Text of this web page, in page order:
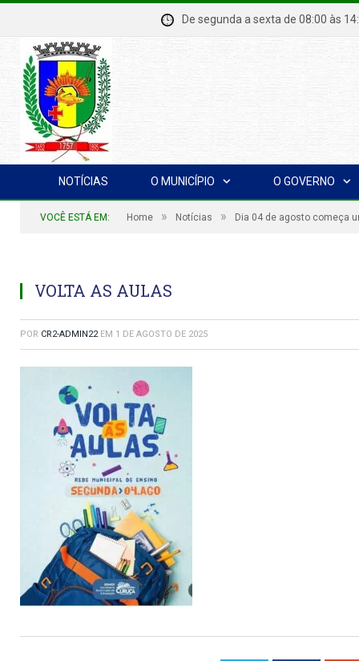
De segunda a sexta de 08:00
NOTÍCIAS O MUNICÍPIO O GOVERNO
VOCÊ ESTÁ EM: Home » Notícias » Dia 04 de agosto começa
VOLTA AS AULAS
POR CR2-ADMIN22 EM 1 DE AGOSTO DE 2025